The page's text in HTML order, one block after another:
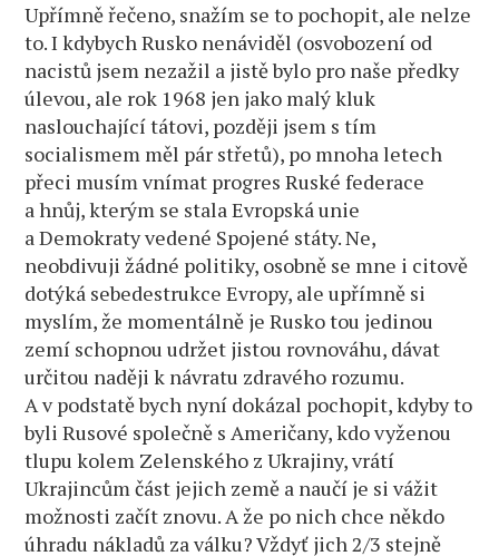
Upřímně řečeno, snažím se to pochopit, ale nelze
to. I kdybych Rusko nenáviděl (osvobození od
nacistů jsem nezažil a jistě bylo pro naše předky
úlevou, ale rok 1968 jen jako malý kluk
naslouchající tátovi, později jsem s tím
socialismem měl pár střetů), po mnoha letech
přeci musím vnímat progres Ruské federace
a hnůj, kterým se stala Evropská unie
a Demokraty vedené Spojené státy. Ne,
neobdivuji žádné politiky, osobně se mne i citově
dotýká sebedestrukce Evropy, ale upřímně si
myslím, že momentálně je Rusko tou jedinou
zemí schopnou udržet jistou rovnováhu, dávat
určitou naději k návratu zdravého rozumu.
A v podstatě bych nyní dokázal pochopit, kdyby to
byli Rusové společně s Američany, kdo vyženou
tlupu kolem Zelenského z Ukrajiny, vrátí
Ukrajincům část jejich země a naučí je si vážit
možnosti začít znovu. A že po nich chce někdo
úhradu nákladů za válku? Vždyť jich 2/3 stejně